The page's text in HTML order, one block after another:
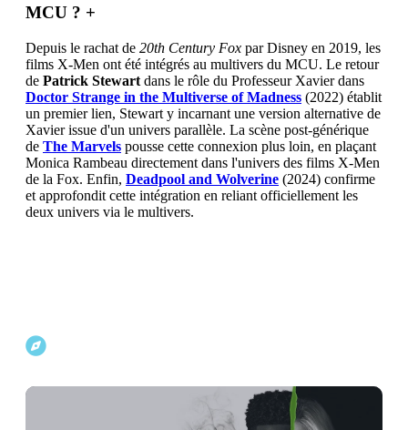
MCU ? +
Depuis le rachat de 20th Century Fox par Disney en 2019, les
films X-Men ont été intégrés au multivers du MCU. Le retour
de Patrick Stewart dans le rôle du Professeur Xavier dans
Doctor Strange in the Multiverse of Madness (2022) établit
un premier lien, Stewart y incarnant une version alternative de
Xavier issue d'un univers parallèle. La scène post-générique
de The Marvels pousse cette connexion plus loin, en plaçant
Monica Rambeau directement dans l'univers des films X-Men
de la Fox. Enfin, Deadpool and Wolverine (2024) confirme
et approfondit cette intégration en reliant officiellement les
deux univers via le multivers.